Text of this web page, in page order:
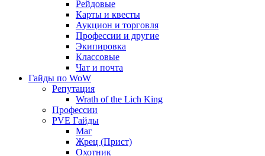
Рейдовые
Карты и квесты
Аукцион и торговля
Профессии и другие
Экипировка
Классовые
Чат и почта
Гайды по WoW
Репутация
Wrath of the Lich King
Профессии
PVE Гайды
Маг
Жрец (Прист)
Охотник